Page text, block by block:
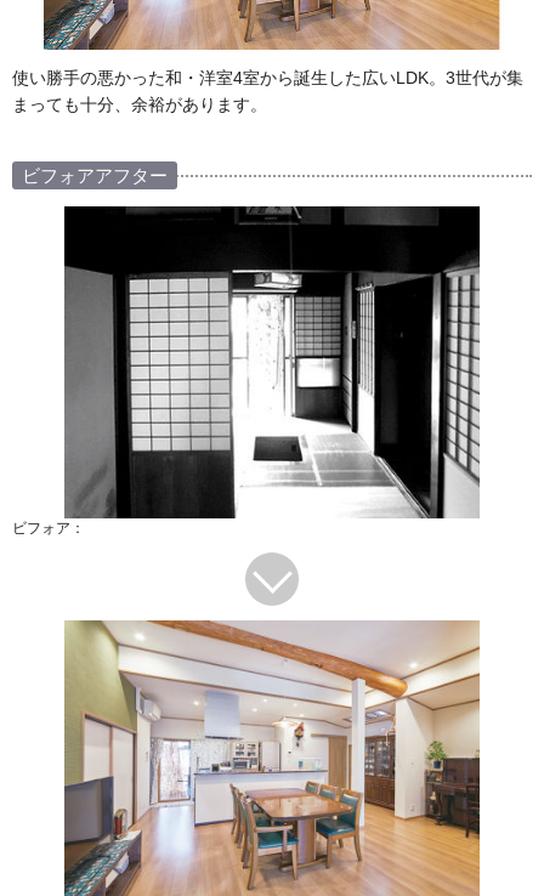
使い勝手の悪かった和・洋室4室から誕生した広いLDK。3世代が集
まっても十分、余裕があります。
ビフォアアフター
ビフォア：